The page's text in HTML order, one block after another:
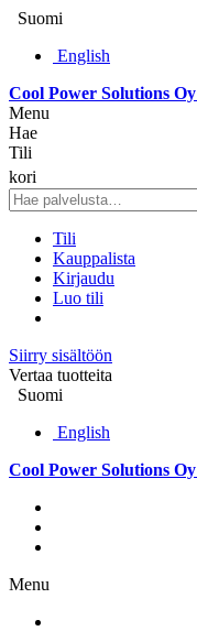
Suomi
English
Cool Power Solutions Oy
Menu
Hae
Tili
kori
Tili
Kauppalista
Kirjaudu
Luo tili
Siirry sisältöön
Vertaa tuotteita
Suomi
English
Cool Power Solutions Oy
Menu